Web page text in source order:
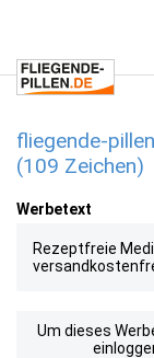
fliegende-
(109 Zeichen)
Werbetext
Rezeptfreie
Um dieses